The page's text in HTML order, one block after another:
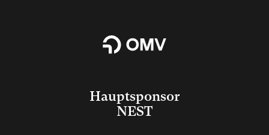
Hauptsponsor
NEST